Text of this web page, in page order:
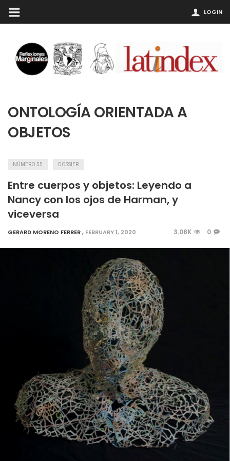
LOGIN
ONTOLOGÍA ORIENTADA A
OBJETOS
NÚMERO 55 DOSSIER
Entre cuerpos y objetos: Leyendo a
Nancy con los ojos de Harman, y
viceversa
GERARD MORENO FERRER, FEBRUARY 1, 2020 3.08K 0